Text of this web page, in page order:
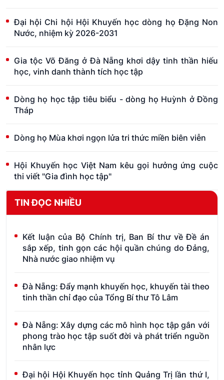
Đại hội Chi hội Hội Khuyến học dòng họ Đặng Non
Nước, nhiệm kỳ 2026-2031
Gia tộc Võ Đăng ở Đà Nẵng khơi dậy tinh thần hiếu
học, vinh danh thành tích học tập
Dòng họ học tập tiêu biểu - dòng họ Huỳnh ở Đồng
Tháp
Dòng họ Mùa khơi ngọn lửa tri thức miền biên viễn
Hội Khuyến học Việt Nam kêu gọi hưởng ứng cuộc
thi viết "Gia đình học tập"
TIN ĐỌC NHIỀU
Kết luận của Bộ Chính trị, Ban Bí thư về Đề án
sắp xếp, tinh gọn các hội quần chúng do Đảng,
Nhà nước giao nhiệm vụ
Đà Nẵng: Đẩy mạnh khuyến học, khuyến tài theo
tinh thần chỉ đạo của Tổng Bí thư Tô Lâm
Đà Nẵng: Xây dựng các mô hình học tập gắn với
phong trào học tập suốt đời và phát triển nguồn
nhân lực
Đại hội Hội Khuyến học tỉnh Quảng Trị lần thứ I,